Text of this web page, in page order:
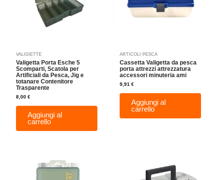
VALIGIETTE
Valigetta Porta Esche 5
Scomparti, Scatola per
Artificiali da Pesca, Jig e
totanare Contenitore
Trasparente
8,00€
Aggiungi al
carrello
ARTICOLI PESCA
Cassetta Valigetta da pesca
porta attrezzi attrezzatura
accessori minuteria ami
9,91€
Aggiungi al
carrello